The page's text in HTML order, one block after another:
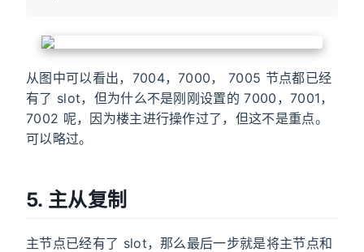
从图中可以看出，7004，7000， 7005 节点都已经
有了 slot，但为什么不是刚刚设置的 7000，7001，
7002 呢，因为楼主进行操作过了，但这不是重点。
可以略过。
5. 主从复制
主节点已经有了 slot，那么最后一步就是将主节点和